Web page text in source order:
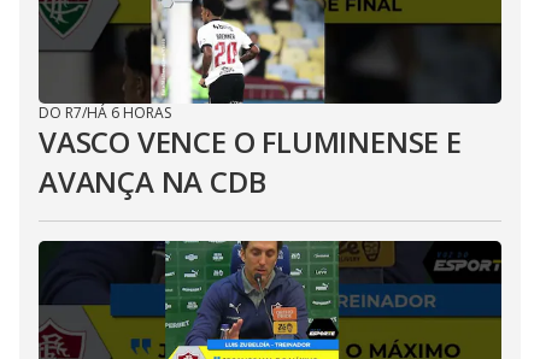
DO R7/HÁ 6 HORAS
VASCO VENCE O FLUMINENSE E
AVANÇA NA CDB